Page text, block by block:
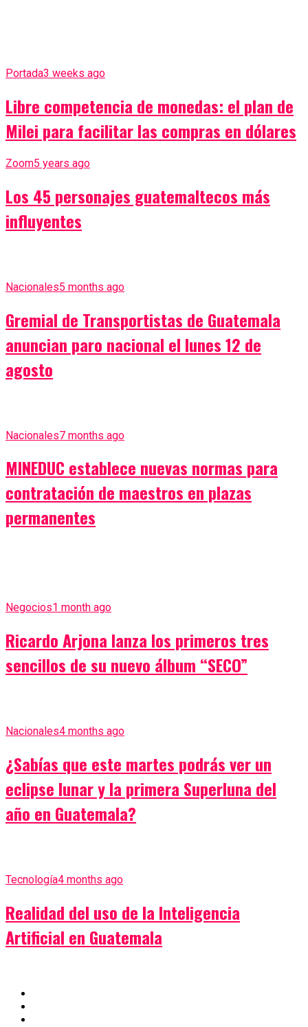
Portada3 weeks ago
Libre competencia de monedas: el plan de
Milei para facilitar las compras en dólares
Zoom5 years ago
Los 45 personajes guatemaltecos más
influyentes
Nacionales5 months ago
Gremial de Transportistas de Guatemala
anuncian paro nacional el lunes 12 de
agosto
Nacionales7 months ago
MINEDUC establece nuevas normas para
contratación de maestros en plazas
permanentes
Negocios1 month ago
Ricardo Arjona lanza los primeros tres
sencillos de su nuevo álbum “SECO”
Nacionales4 months ago
¿Sabías que este martes podrás ver un
eclipse lunar y la primera Superluna del
año en Guatemala?
Tecnología4 months ago
Realidad del uso de la Inteligencia
Artificial en Guatemala